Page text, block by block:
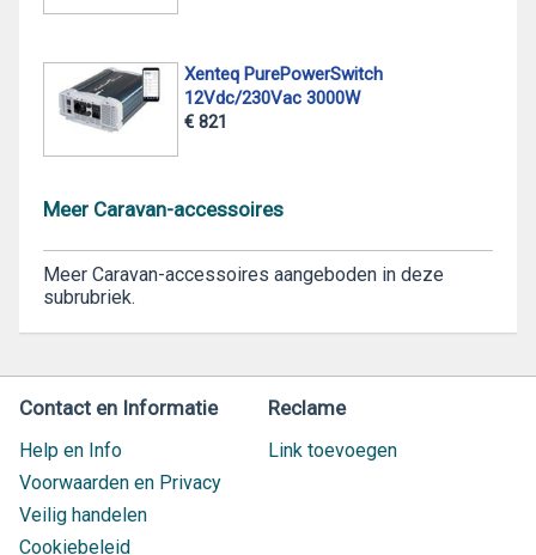
Xenteq PurePowerSwitch
12Vdc/230Vac 3000W
€ 821
Meer Caravan-accessoires
Meer Caravan-accessoires aangeboden in deze
subrubriek.
Contact en Informatie
Help en Info
Voorwaarden en Privacy
Veilig handelen
Cookiebeleid
Reclame
Link toevoegen